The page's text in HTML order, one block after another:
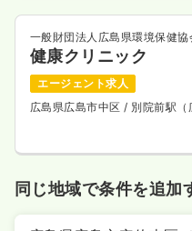
一般財団法人広島県環境保健協
健康クリニック
エージェント求人
広島県広島市中区/ 別院前駅（
同じ地域で条件を追加